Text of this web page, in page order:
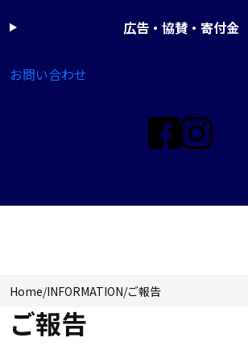
広告・協賛・寄付金
お問い合わせ
Home/INFORMATION/ご報告
ご報告